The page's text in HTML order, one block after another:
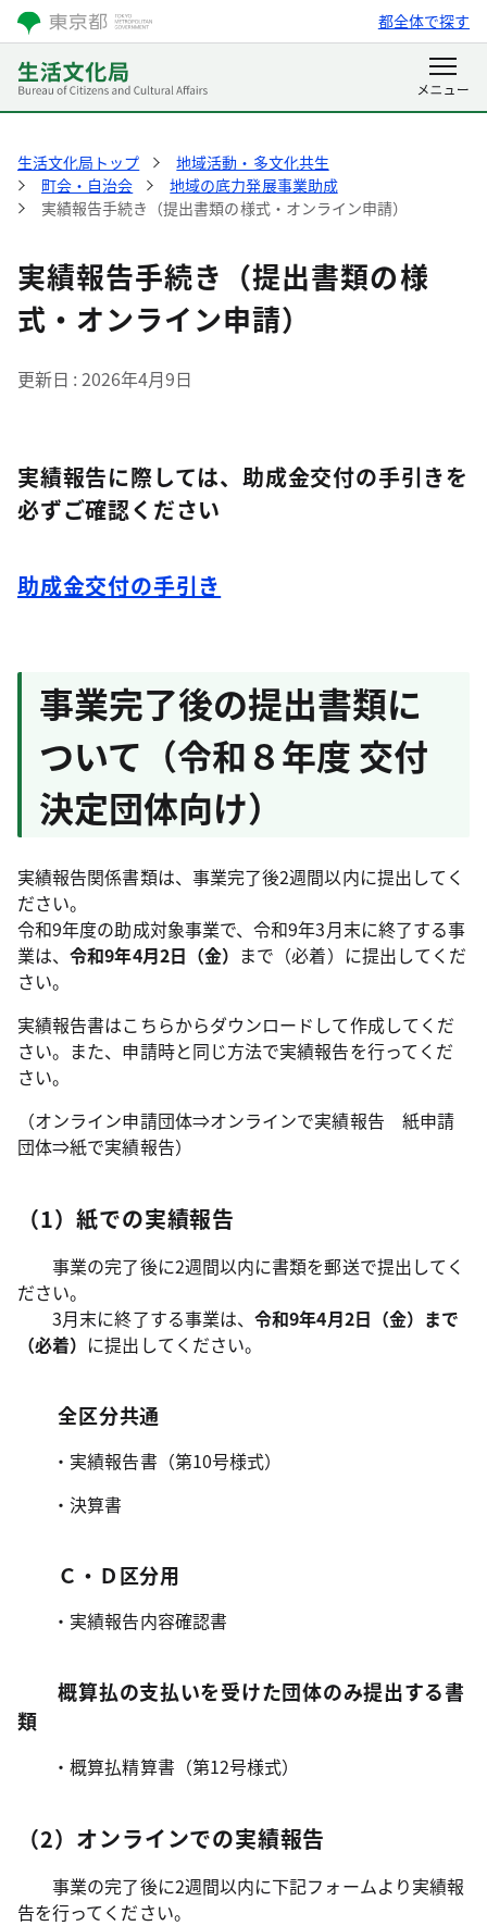
都全体で探す
生活文化局トップ
地域活動・多文化共生
町会・自治会
地域の底力発展事業助成
実績報告手続き（提出書類の様式・オンライン申請）
実績報告手続き（提出書類の様
式・オンライン申請）
更新日 2026年4月9日
実績報告に際しては、助成金交付の手引きを
必ずご確認ください
助成金交付の手引き
事業完了後の提出書類に
ついて（令和８年度 交付
決定団体向け）
実績報告関係書類は、事業完了後2週間以内に提出してく
ださい。
令和9年度の助成対象事業で、令和9年3月末に終了する事
業は、令和9年4月2日（金） まで（必着）に提出してくだ
さい。
実績報告書はこちらからダウンロードして作成してくだ
さい。また、申請時と同じ方法で実績報告を行ってくだ
さい。
（オンライン申請団体⇒オンラインで実績報告 紙申請
団体⇒紙で実績報告）
（1）紙での実績報告
事業の完了後に2週間以内に書類を郵送で提出してく
ださい。
3月末に終了する事業は、令和9年4月2日（金）まで
（必着） に提出してください。
全区分共通
・実績報告書（第10号様式）
・決算書
Ｃ・Ｄ区分用
・実績報告内容確認書
概算払の支払いを受けた団体のみ提出する書
類
・概算払精算書（第12号様式）
（2）オンラインでの実績報告
事業の完了後に2週間以内に下記フォームより実績報
告を行ってください。